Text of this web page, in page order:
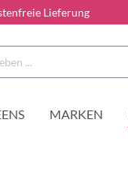
Lieferung
MARKEN